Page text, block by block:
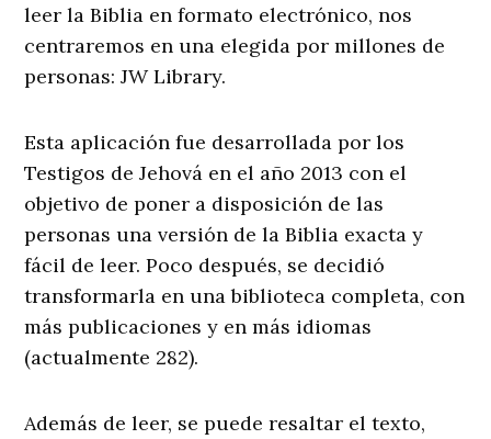
leer la Biblia en formato electrónico, nos
centraremos en una elegida por millones de
personas: JW Library.
Esta aplicación fue desarrollada por los
Testigos de Jehová en el año 2013 con el
objetivo de poner a disposición de las
personas una versión de la Biblia exacta y
fácil de leer. Poco después, se decidió
transformarla en una biblioteca completa, con
más publicaciones y en más idiomas
(actualmente 282).
Además de leer, se puede resaltar el texto,